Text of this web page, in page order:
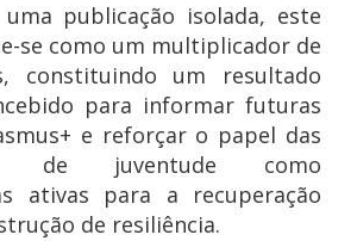
publicação isolada, este
se como um multiplicador de
constituindo um resultado
para informar futuras
e reforçar o papel das
de juventude como
ativas para a recuperação
de resiliência.